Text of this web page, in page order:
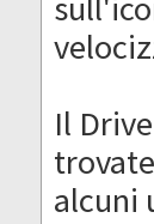
Il
alcuni